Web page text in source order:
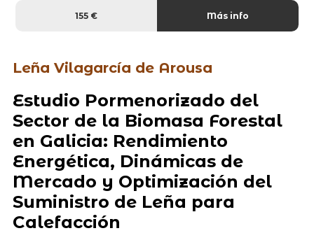
155 € Más info
Leña Vilagarcía de Arousa
Estudio Pormenorizado del
Sector de la Biomasa Forestal
en Galicia: Rendimiento
Energética, Dinámicas de
Mercado y Optimización del
Suministro de Leña para
Calefacción